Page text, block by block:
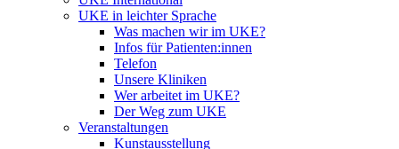
UKE in leichter Sprache
Was machen wir im UKE?
Infos für Patienten:innen
Telefon
Unsere Kliniken
Wer arbeitet im UKE?
Der Weg zum UKE
Veranstaltungen
Kunstausstellung